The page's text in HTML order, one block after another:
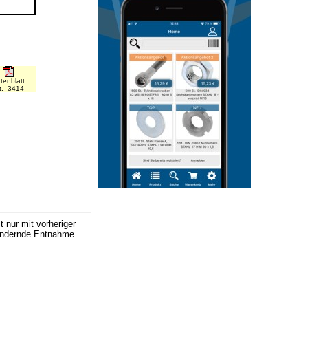
3414
nur mit vorheriger
Entnahme